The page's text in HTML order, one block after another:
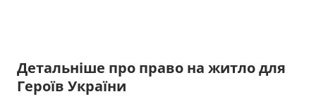
Детальніше про право на житло для
Героїв України